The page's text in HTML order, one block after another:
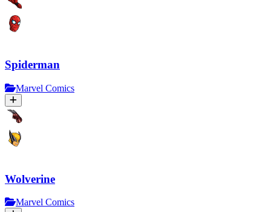
Spiderman
Marvel Comics
Wolverine
Marvel Comics